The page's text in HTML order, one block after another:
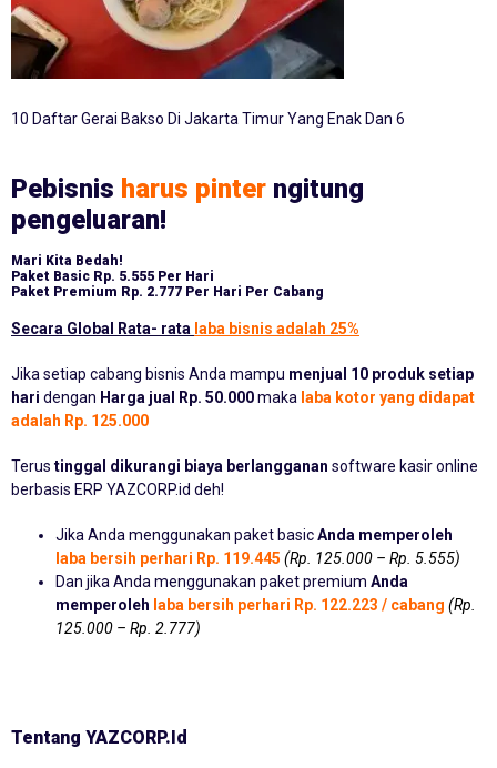
10 Daftar Gerai Bakso Di Jakarta Timur Yang Enak Dan 6
Pebisnis harus pinter ngitung
pengeluaran!
Mari Kita Bedah!
Paket Basic Rp. 5.555 Per Hari
Paket Premium Rp. 2.777 Per Hari Per Cabang
Secara Global Rata- rata laba bisnis adalah 25%
Jika setiap cabang bisnis Anda mampu menjual 10 produk setiap
hari dengan Harga jual Rp. 50.000maka laba kotor yang didapat
adalah Rp. 125.000
Terus tinggal dikurangi biaya berlangganan software kasir online
berbasis ERP YAZCORP.id deh!
Jika Anda menggunakan paket basicAnda memperoleh
laba bersih perhari Rp. 119.445 (Rp. 125.000 – Rp. 5.555)
Dan jika Anda menggunakan paket premium Anda
memperoleh laba bersih perhari Rp. 122.223 / cabang (Rp.
125.000 – Rp. 2.777)
Tentang YAZCORP.id